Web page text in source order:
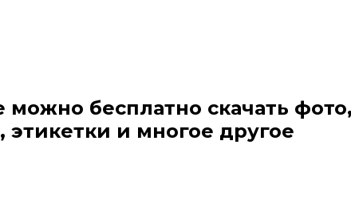
можно бесплатно скачать
и многое другое